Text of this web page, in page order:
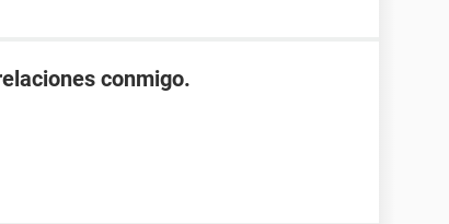
conmigo.